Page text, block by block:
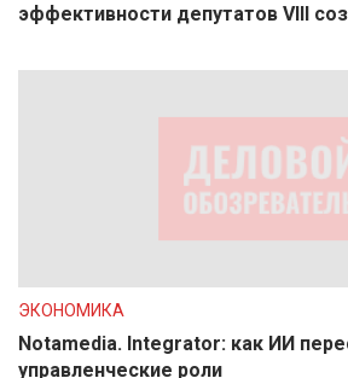
эффективности депутатов VIII
ЭКОНОМИКА
Notamedia. Integrator: как ИИ
управленческие роли